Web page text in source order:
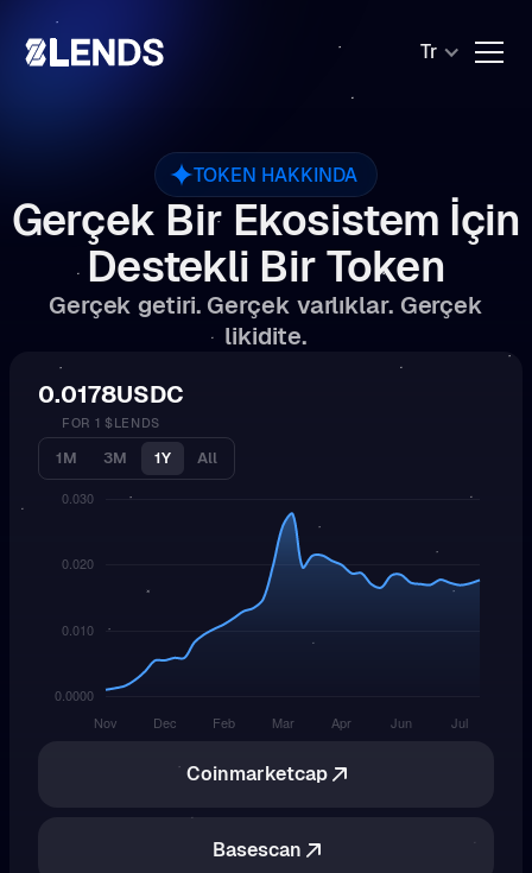
Tr
TOKEN HAKKINDA
Gerçek Bir Ekosistem İçin
Destekli Bir Token
Gerçek getiri. Gerçek varlıklar. Gerçek
likidite.
0.0178USDC
FOR 1 $LENDS
1M 3M 1Y All
Coinmarketcap
Basescan